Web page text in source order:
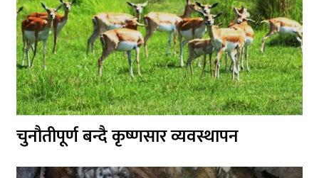
चुनौतीपूर्ण बन्दै कृष्णसार व्यवस्थापन